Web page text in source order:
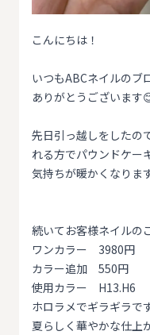
こんにちは！
いつもABCネイルのブ
ありがとうございます
先日引っ越しをしたの
れる方でパウンドケー
気持ちが暖かくなりま
続いてお客様ネイルの
ワンカラー 3980円
カラー追加 550円
使用カラー H13.H6
ホロラメでギラギラで
夏らしく華やかな仕上